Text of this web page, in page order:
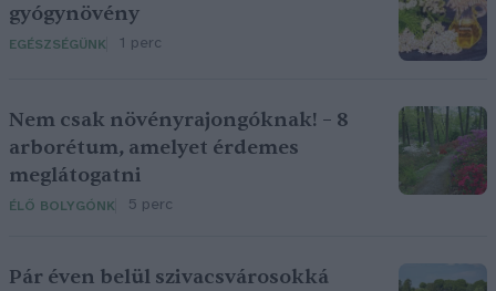
gyógynövény
EGÉSZSÉGÜNK 1 perc
Nem csak növényrajongóknak! – 8
arborétum, amelyet érdemes
meglátogatni
ÉLŐ BOLYGÓNK 5 perc
Pár éven belül szivacsvárosokká